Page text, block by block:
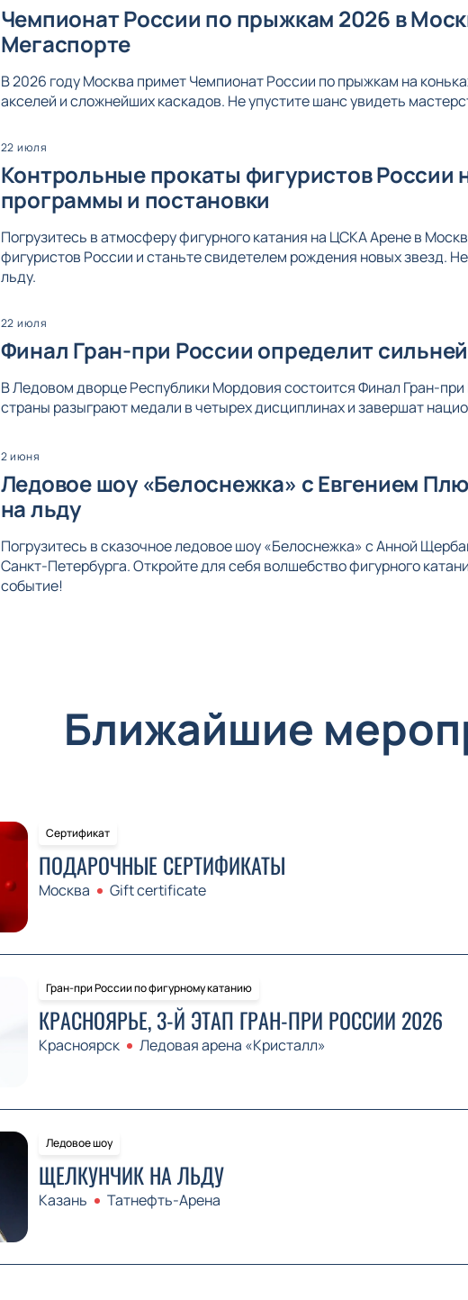
Чемпионат России по прыжкам 2026 в
Мегаспорте
В 2026 году Москва примет Чемпионат России по прыжкам на
акселей и сложнейших каскадов. Не упустите шанс увидеть
22 июля
Контрольные прокаты фигуристов
программы и постановки
Погрузитесь в атмосферу фигурного катания на ЦСКА Арене в
фигуристов России и станьте свидетелем рождения новых звезд.
льду.
22 июля
Финал Гран-при России определит
В Ледовом дворце Республики Мордовия состоится Финал Гран-
страны разыграют медали в четырех дисциплинах и завершат
2 июня
Ледовое шоу «Белоснежка» с Евгением
на льду
Погрузитесь в сказочное ледовое шоу «Белоснежка» с Анной
Санкт-Петербурга. Откройте для себя волшебство фигурного
событие!
Ближайшие
Сертификат
ПОДАРОЧНЫЕ СЕРТИФИКАТЫ
Москва Gift certificate
Гран-при России по фигурному катанию
КРАСНОЯРЬЕ, 3-Й ЭТАП ГРАН-ПРИ РОССИИ 2026
Красноярск Ледовая арена «Кристалл»
Ледовое шоу
ЩЕЛКУНЧИК НА ЛЬДУ
Казань Татнефть-Арена